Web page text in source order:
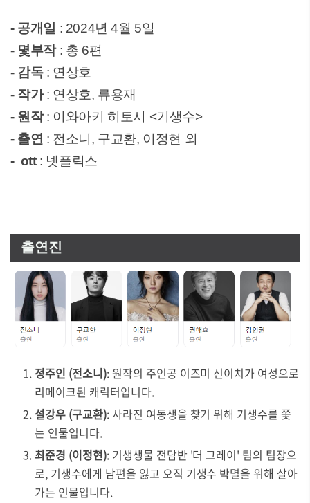
- 공개일 : 2024년 4월 5일
- 몇부작: 총 6편
- 감독: 연상호
- 작가: 연상호, 류용재
- 원작: 이와아키 히토시 <기생수>
- 출연 : 전소니, 구교환, 이정현 외
- ott: 넷플릭스
출연진
정주인 (전소니): 원작의 주인공 이즈미 신이치가 여성으로
리메이크된 캐릭터입니다.
설강우 (구교환): 사라진 여동생을 찾기 위해 기생수를 쫓
는 인물입니다.
최준경 (이정현): 기생생물 전담반 '더 그레이' 팀의 팀장으
로, 기생수에게 남편을 잃고 오직 기생수 박멸을 위해 살아
가는 인물입니다.